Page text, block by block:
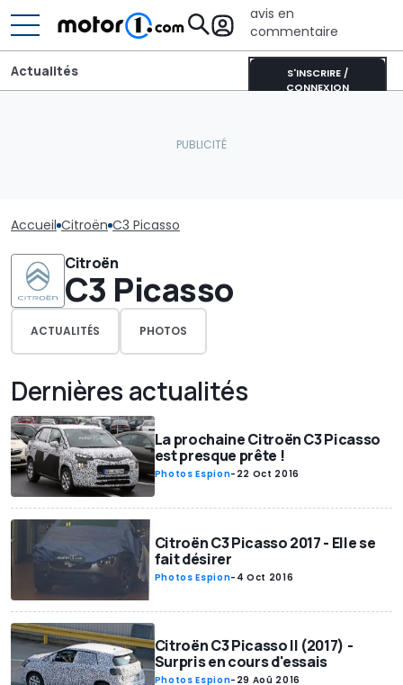
avis en
commentaire
S'INSCRIRE /
CONNEXION
Actualités
Accueil Citroën C3 Picasso
Citroën
C3 Picasso
ACTUALITÉS PHOTOS
Dernières actualités
La prochaine Citroën C3 Picasso
est presque prête !
Photos Espion- 22 Oct 2016
Citroën C3 Picasso 2017 - Elle se
fait désirer
Photos Espion- 4 Oct 2016
Citroën C3 Picasso II (2017) -
Surpris en cours d'essais
Photos Espion- 29 Aoû 2016